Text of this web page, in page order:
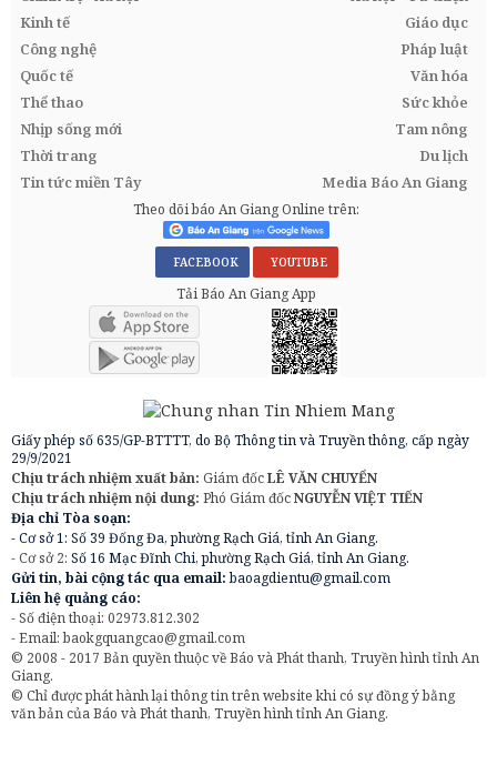
Kinh tế
Giáo dục
Công nghệ
Pháp luật
Quốc tế
Văn hóa
Thể thao
Sức khỏe
Nhịp sống mới
Tam nông
Thời trang
Du lịch
Tin tức miền Tây
Media Báo An Giang
Theo dõi báo An Giang Online trên:
FACEBOOK YOUTUBE
Tải Báo An Giang App
Giấy phép số 635/GP-BTTTT, do Bộ Thông tin và Truyền thông, cấp ngày
29/9/2021
Chịu trách nhiệm xuất bản: Giám đốcLÊ VĂN CHUYỂN
Chịu trách nhiệm nội dung: Phó Giám đốcNGUYỄN VIỆT TIẾN
Địa chỉ Tòa soạn:
- Cơ sở 1: Số 39 Đống Đa, phường Rạch Giá, tỉnh An Giang.
- Cơ sở 2: Số 16 Mạc Đĩnh Chi, phường Rạch Giá, tỉnh An Giang.
Gửi tin, bài cộng tác qua email:baoagdientu@gmail.com
Liên hệ quảng cáo:
- Số điện thoại: 02973.812.302
- Email:baokgquangcao@gmail.com
© 2008 - 2017 Bản quyền thuộc về Báo và Phát thanh, Truyền hình tỉnh An
Giang.
© Chỉ được phát hành lại thông tin trên website khi có sự đồng ý bằng
văn bản của Báo và Phát thanh, Truyền hình tỉnh An Giang.